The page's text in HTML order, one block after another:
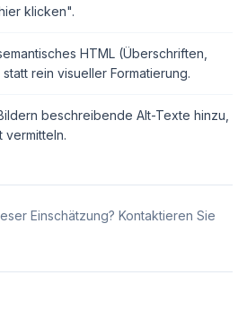
klicken".
HTML (Überschriften,
rein visueller Formatierung.
beschreibende Alt-Texte hinzu,
vermitteln.
Einschätzung? Kontaktieren Sie